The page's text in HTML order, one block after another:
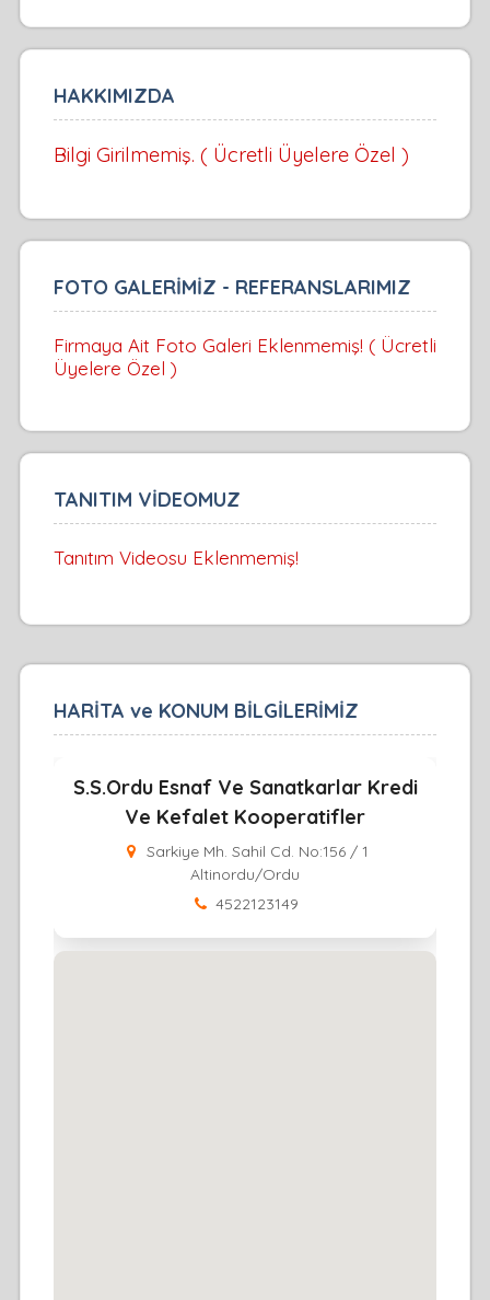
HAKKIMIZDA
Bilgi Girilmemiş. ( Ücretli Üyelere Özel )
FOTO GALERİMİZ - REFERANSLARIMIZ
Firmaya Ait Foto Galeri Eklenmemiş! ( Ücretli
Üyelere Özel )
TANITIM VİDEOMUZ
Tanıtım Videosu Eklenmemiş!
HARİTA ve KONUM BİLGİLERİMİZ
S.S.Ordu Esnaf Ve Sanatkarlar Kredi
Ve Kefalet Kooperatifler
Sarkiye Mh. Sahil Cd. No:156 / 1
Altinordu/Ordu
4522123149